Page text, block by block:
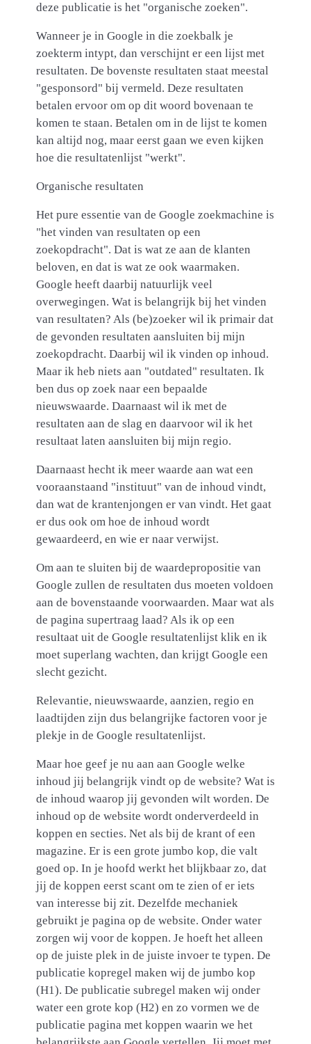
deze publicatie is het "organische zoeken".
Wanneer je in Google in die zoekbalk je
zoekterm intypt, dan verschijnt er een lijst met
resultaten. De bovenste resultaten staat meestal
"gesponsord" bij vermeld. Deze resultaten
betalen ervoor om op dit woord bovenaan te
komen te staan. Betalen om in de lijst te komen
kan altijd nog, maar eerst gaan we even kijken
hoe die resultatenlijst "werkt".
Organische resultaten
Het pure essentie van de Google zoekmachine is
"het vinden van resultaten op een
zoekopdracht". Dat is wat ze aan de klanten
beloven, en dat is wat ze ook waarmaken.
Google heeft daarbij natuurlijk veel
overwegingen. Wat is belangrijk bij het vinden
van resultaten? Als (be)zoeker wil ik primair dat
de gevonden resultaten aansluiten bij mijn
zoekopdracht. Daarbij wil ik vinden op inhoud.
Maar ik heb niets aan "outdated" resultaten. Ik
ben dus op zoek naar een bepaalde
nieuwswaarde. Daarnaast wil ik met de
resultaten aan de slag en daarvoor wil ik het
resultaat laten aansluiten bij mijn regio.
Daarnaast hecht ik meer waarde aan wat een
vooraanstaand "instituut" van de inhoud vindt,
dan wat de krantenjongen er van vindt. Het gaat
er dus ook om hoe de inhoud wordt
gewaardeerd, en wie er naar verwijst.
Om aan te sluiten bij de waardepropositie van
Google zullen de resultaten dus moeten voldoen
aan de bovenstaande voorwaarden. Maar wat als
de pagina supertraag laad? Als ik op een
resultaat uit de Google resultatenlijst klik en ik
moet superlang wachten, dan krijgt Google een
slecht gezicht.
Relevantie, nieuwswaarde, aanzien, regio en
laadtijden zijn dus belangrijke factoren voor je
plekje in de Google resultatenlijst.
Maar hoe geef je nu aan aan Google welke
inhoud jij belangrijk vindt op de website? Wat is
de inhoud waarop jij gevonden wilt worden. De
inhoud op de website wordt onderverdeeld in
koppen en secties. Net als bij de krant of een
magazine. Er is een grote jumbo kop, die valt
goed op. In je hoofd werkt het blijkbaar zo, dat
jij de koppen eerst scant om te zien of er iets
van interesse bij zit. Dezelfde mechaniek
gebruikt je pagina op de website. Onder water
zorgen wij voor de koppen. Je hoeft het alleen
op de juiste plek in de juiste invoer te typen. De
publicatie kopregel maken wij de jumbo kop
(H1). De publicatie subregel maken wij onder
water een grote kop (H2) en zo vormen we de
publicatie pagina met koppen waarin we het